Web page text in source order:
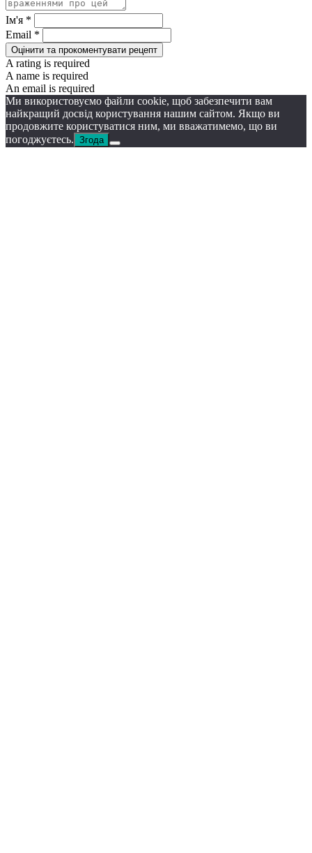
Ім'я *
Email *
Оцінити та прокоментувати рецепт
A rating is required
A name is required
An email is required
Ми використовуємо файли cookie, щоб забезпечити вам
найкращий досвід користування нашим сайтом. Якщо ви
продовжите користуватися ним, ми вважатимемо, що ви
погоджуєтесь. Згода